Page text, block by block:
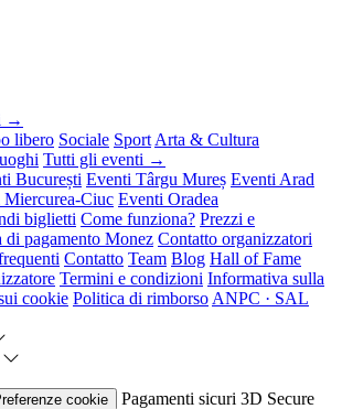
→
libero Sociale Sport Arta & Cultura
Tutti gli eventi →
București Eventi Târgu Mureș Eventi Arad
Miercurea-Ciuc Eventi Oradea
biglietti Come funziona? Prezzi e
di pagamento Monez Contatto organizzatori
Contatto Team Blog Hall of Fame
Termini e condizioni Informativa sulla
cookie Politica di rimborso ANPC · SAL
cookie Pagamenti sicuri 3D Secure